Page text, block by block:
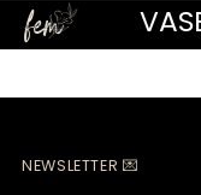
NEWSLETTER 💌